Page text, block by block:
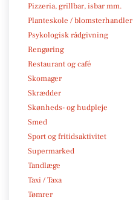
Pizzeria, grillbar, isbar mm.
Planteskole / blomsterhandler
Psykologisk rådgivning
Rengøring
Restaurant og café
Skomager
Skrædder
Skønheds- og hudpleje
Smed
Sport og fritidsaktivitet
Supermarked
Tandlæge
Taxi / Taxa
Tømrer